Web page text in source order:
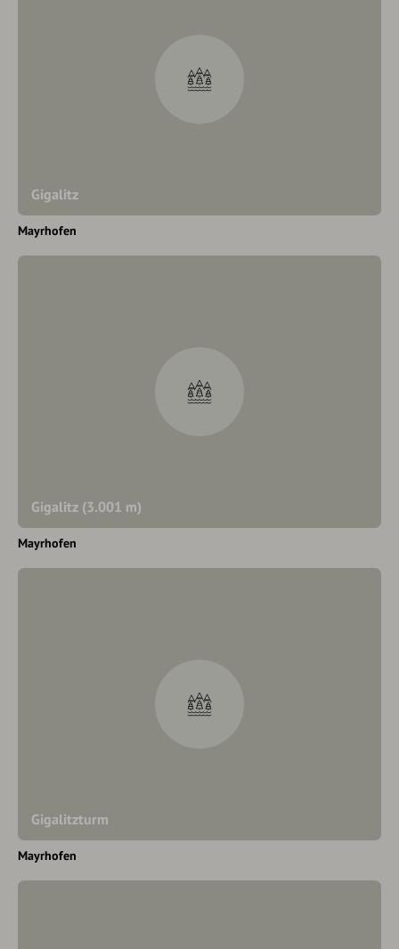
Gigalitz
Mayrhofen
Gigalitz (3.001 m)
Mayrhofen
Gigalitzturm
Mayrhofen